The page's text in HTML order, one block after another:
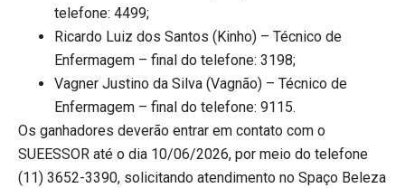
telefone: 4499;
Ricardo Luiz dos Santos (Kinho) – Técnico de
Enfermagem – final do telefone: 3198;
Vagner Justino da Silva (Vagnão) – Técnico de
Enfermagem – final do telefone: 9115.
Os ganhadores deverão entrar em contato com o
SUEESSOR até o dia 10/06/2026, por meio do telefone
(11) 3652-3390, solicitando atendimento no Spaço Beleza